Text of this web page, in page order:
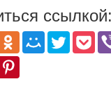
ссылкой: